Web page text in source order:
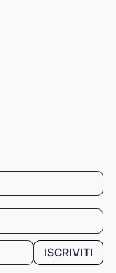
ISCRIVITI